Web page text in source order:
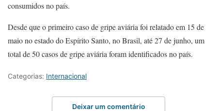
consumidos no país.
Desde que o primeiro caso de gripe aviária foi relatado em 15 de
maio no estado do Espírito Santo, no Brasil, até 27 de junho, um
total de 50 casos de gripe aviária foram identificados no país.
Categorias: Internacional
Deixar um comentário